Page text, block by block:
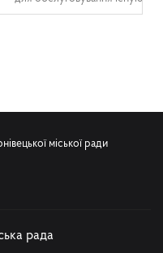
міської ради
рада